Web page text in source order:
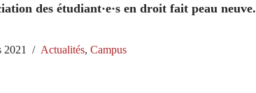
des étudiant·e·s en droit fait peau neuve.
2021 Actualités, Campus